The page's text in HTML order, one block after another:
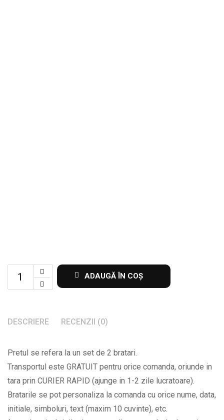
Set
personalizate
initiale
si
data
la
alegere
ADAUGĂ ÎN COȘ
DESCRIERE RECENZII (0)
Pretul se refera la un set de 2 bratari.
Transportul este GRATUIT pentru orice comanda, oriunde in
tara prin CURIER RAPID (ajunge in 1-2 zile lucratoare).
Bratarile se pot personaliza la comanda cu orice nume, data,
initiale, simboluri, text (maxim 10 cuvinte), etc.